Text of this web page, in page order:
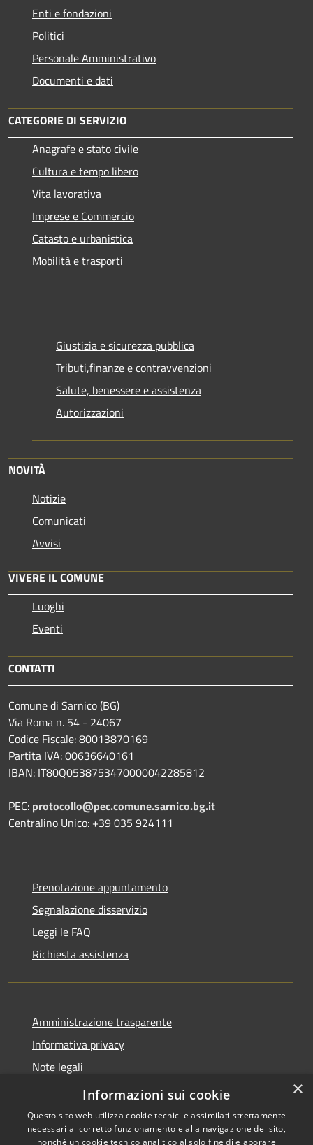
Enti e fondazioni
Politici
Personale Amministrativo
Documenti e dati
CATEGORIE DI SERVIZIO
Anagrafe e stato civile
Cultura e tempo libero
Vita lavorativa
Imprese e Commercio
Catasto e urbanistica
Mobilità e trasporti
Giustizia e sicurezza pubblica
Tributi,finanze e contravvenzioni
Salute, benessere e assistenza
Autorizzazioni
NOVITÀ
Notizie
Comunicati
Avvisi
VIVERE IL COMUNE
Luoghi
Eventi
CONTATTI
Comune di Sarnico (BG)
Via Roma n. 54 - 24067
Codice Fiscale: 80013870169
Partita IVA: 00636640161
IBAN: IT80Q0538753470000042285812
PEC: protocollo@pec.comune.sarnico.bg.it
Centralino Unico: +39 035 924111
Prenotazione appuntamento
Segnalazione disservizio
Leggi le FAQ
Richiesta assistenza
Amministrazione trasparente
Informativa privacy
Note legali
Dichiarazione di accessibilità
×
Informazioni sui cookie
Questo sito web utilizza cookie tecnici e assimilati strettamente
necessari al corretto funzionamento e alla navigazione del sito,
nonché un cookie tecnico analitico al solo fine di elaborare